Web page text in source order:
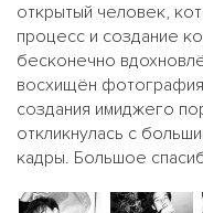
открытый человек,
процесс и создание
бесконечно
восхищён
создания имиджего
откликнулась с
кадры. Большое